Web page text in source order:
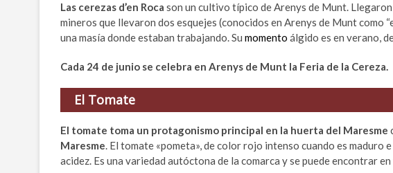
Las cerezas d’en Roca son un cultivo típico de Arenys de Munt.
mineros que llevaron dos esquejes (conocidos en Arenys de Munt como
una masía donde estaban trabajando. Su momento álgido es en verano,
Cada 24 de junio se celebra en Arenys de Munt la Feria de la Cereza.
El Tomate
El tomate toma un protagonismo principal en la huerta del Maresme
Maresme. El tomate «pometa», de color rojo intenso cuando es maduro
acidez. Es una variedad autóctona de la comarca y se puede encontrar